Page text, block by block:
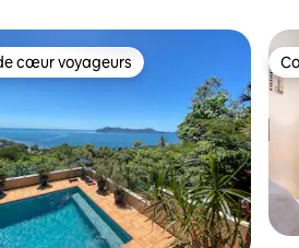
cœur voyageurs
cœur voyageurs